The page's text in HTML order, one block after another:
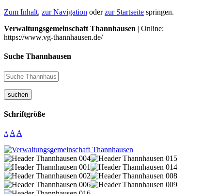
Zum Inhalt, zur Navigation oderzur Startseite springen.
Verwaltungsgemeinschaft Thannhausen | Online:
https://www.vg-thannhausen.de/
Suche Thannhausen
suchen
Schriftgröße
A A A